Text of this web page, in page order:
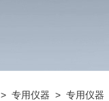
>专用仪器 >专用仪器